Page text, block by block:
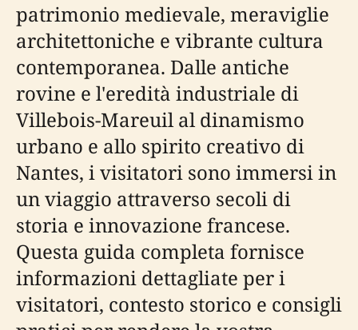
patrimonio medievale, meraviglie
architettoniche e vibrante cultura
contemporanea. Dalle antiche
rovine e l'eredità industriale di
Villebois-Mareuil al dinamismo
urbano e allo spirito creativo di
Nantes, i visitatori sono immersi in
un viaggio attraverso secoli di
storia e innovazione francese.
Questa guida completa fornisce
informazioni dettagliate per i
visitatori, contesto storico e consigli